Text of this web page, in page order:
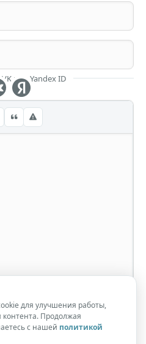
или Yandex ID
для улучшения работы,
Продолжая
с нашей политикой